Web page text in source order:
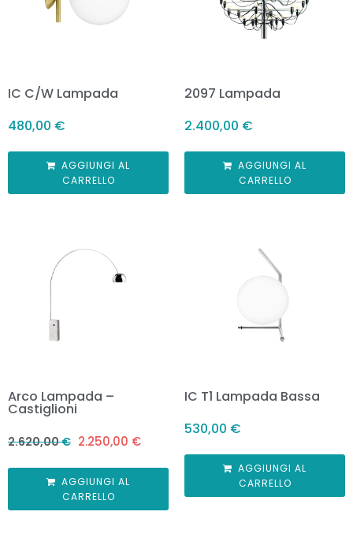
IC C/W Lampada
480,00 €
AGGIUNGI AL
CARRELLO
2097 Lampada
2.400,00 €
AGGIUNGI AL
CARRELLO
Arco Lampada –
Castiglioni
2.620,00€ 2.250,00 €
AGGIUNGI AL
CARRELLO
IC T1 Lampada Bassa
530,00 €
AGGIUNGI AL
CARRELLO